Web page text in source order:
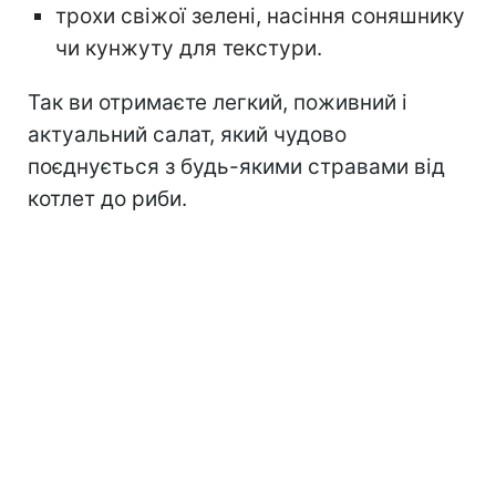
трохи свіжої зелені, насіння соняшнику
чи кунжуту для текстури.
Так ви отримаєте легкий, поживний і
актуальний салат, який чудово
поєднується з будь-якими стравами від
котлет до риби.